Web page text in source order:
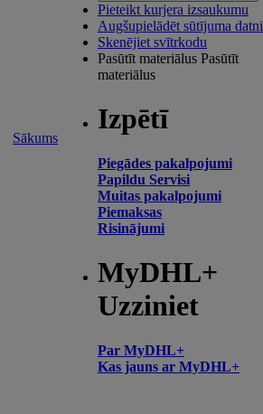
Sākums
Pieteikt kurjera izsaukumu
Augšupielādēt sūtījuma datni
Skenējiet svītrkodu
Pasūtīt materiālus Pasūtīt
materiālus
Izpētī
Piegādes pakalpojumi
Papildu Servisi
Muitas pakalpojumi
Piemaksas
Risinājumi
MyDHL+
Uzziniet
Par MyDHL+
Kas jauns ar MyDHL+